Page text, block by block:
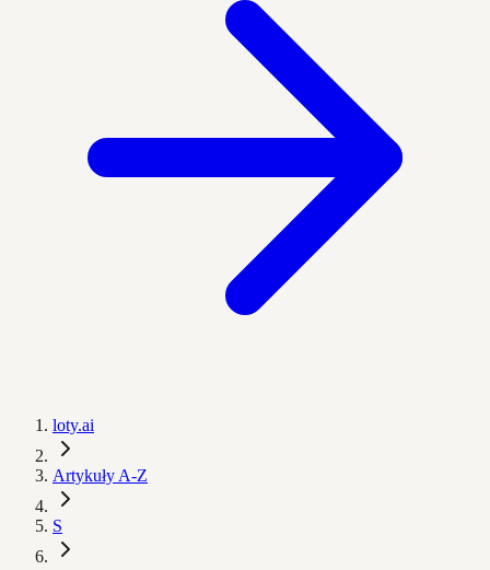
loty.ai
Artykuły A-Z
S